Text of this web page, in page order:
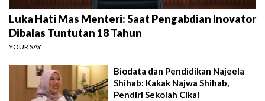
Luka Hati Mas Menteri: Saat Pengabdian Inovator
Dibalas Tuntutan 18 Tahun
YOUR SAY
Biodata dan Pendidikan Najeela
Shihab: Kakak Najwa Shihab,
Pendiri Sekolah Cikal